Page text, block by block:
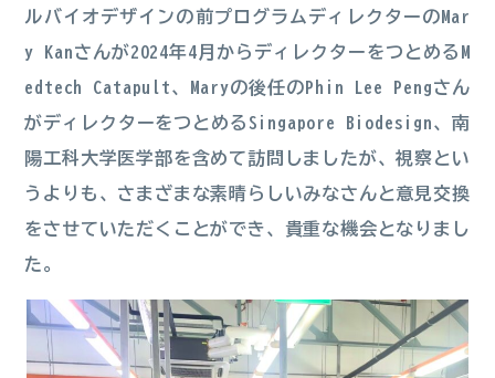
ルバイオデザインの前プログラムディレクターのMar
y Kanさんが2024年4月からディレクターをつとめるM
edtech Catapult、Maryの後任のPhin Lee Pengさん
がディレクターをつとめるSingapore Biodesign、南
陽工科大学医学部を含めて訪問しましたが、視察とい
うよりも、さまざまな素晴らしいみなさんと意見交換
をさせていただくことができ、貴重な機会となりまし
た。